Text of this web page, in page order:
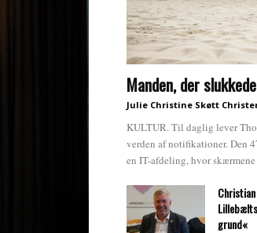
Manden, der
Julie Christine Skøtt
KULTUR. Til daglig lever
verden af notifikationer. Den
en IT-afdeling, hvor
grund«